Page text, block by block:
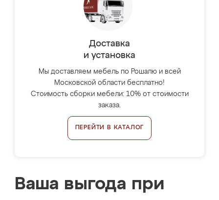
Доставка
и установка
Мы доставляем мебель по Рошалю и всей
Московской области бесплатно!
Стоимость сборки мебели: 10% от стоимости
заказа.
ПЕРЕЙТИ В КАТАЛОГ
Ваша выгода при